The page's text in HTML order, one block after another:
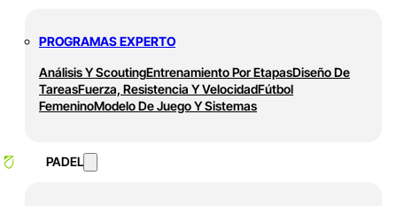
PROGRAMAS EXPERTO
Análisis Y ScoutingEntrenamiento Por EtapasDiseño De
TareasFuerza, Resistencia Y VelocidadFútbol
FemeninoModelo De Juego Y Sistemas
PADEL